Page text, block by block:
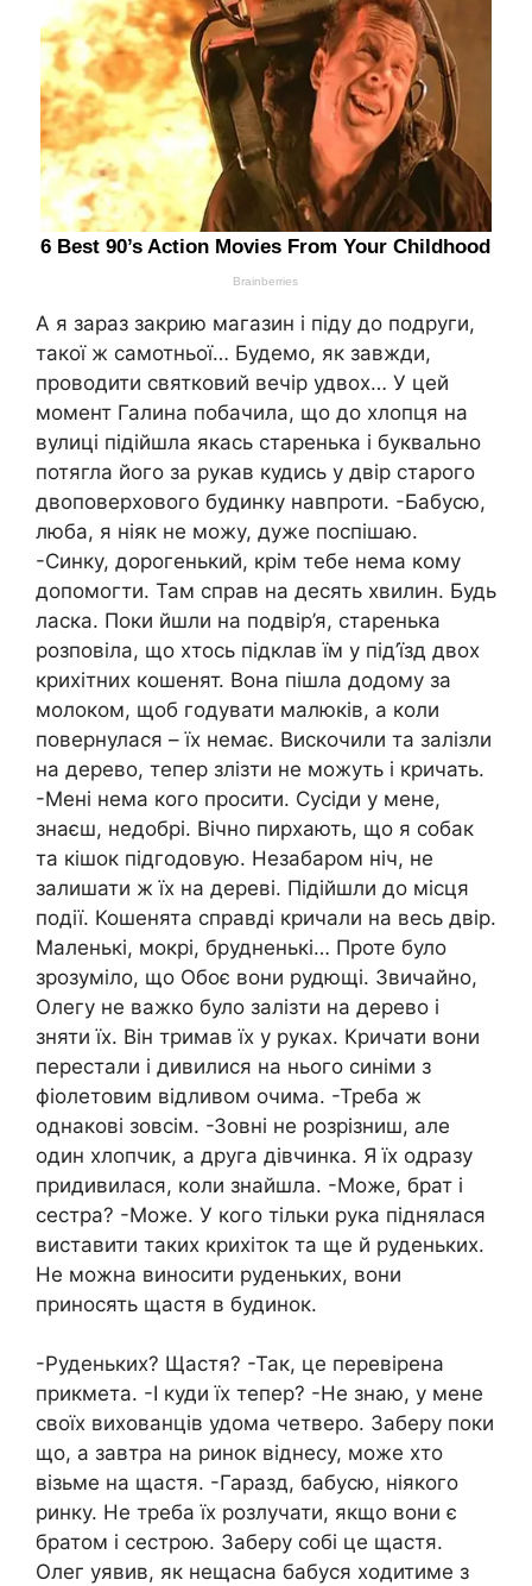
А я зараз закрию магазин і піду до подруги,
такої ж самотньої… Будемо, як завжди,
проводити святковий вечір удвох… У цей
момент Галина побачила, що до хлопця на
вулиці підійшла якась старенька і буквально
потягла його за рукав кудись у двір старого
двоповерхового будинку навпроти. -Бабусю,
люба, я ніяк не можу, дуже поспішаю.
-Синку, дорогенький, крім тебе нема кому
допомогти. Там справ на десять хвилин. Будь
ласка. Поки йшли на подвір’я, старенька
розповіла, що хтось підклав їм у під’їзд двох
крихітних кошенят. Вона пішла додому за
молоком, щоб годувати малюків, а коли
повернулася – їх немає. Вискочили та залізли
на дерево, тепер злізти не можуть і кричать.
-Мені нема кого просити. Сусіди у мене,
знаєш, недобрі. Вічно пирхають, що я собак
та кішок підгодовую. Незабаром ніч, не
залишати ж їх на дереві. Підійшли до місця
події. Кошенята справді кричали на весь двір.
Маленькі, мокрі, брудненькі… Проте було
зрозуміло, що Обоє вони рудющі. Звичайно,
Олегу не важко було залізти на дерево і
зняти їх. Він тримав їх у руках. Кричати вони
перестали і дивилися на нього синіми з
фіолетовим відливом очима. -Треба ж
однакові зовсім. -Зовні не розрізниш, але
один хлопчик, а друга дівчинка. Я їх одразу
придивилася, коли знайшла. -Може, брат і
сестра? -Може. У кого тільки рука піднялася
виставити таких крихіток та ще й руденьких.
Не можна виносити руденьких, вони
приносять щастя в будинок.
-Руденьких? Щастя? -Так, це перевірена
прикмета. -І куди їх тепер? -Не знаю, у мене
своїх вихованців удома четверо. Заберу поки
що, а завтра на ринок віднесу, може хто
візьме на щастя. -Гаразд, бабусю, ніякого
ринку. Не треба їх розлучати, якщо вони є
братом і сестрою. Заберу собі це щастя.
Олег уявив, як нещасна бабуся ходитиме з